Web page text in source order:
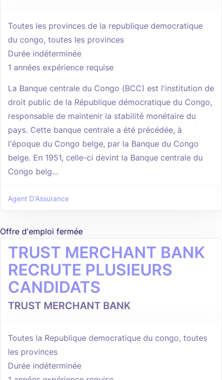
Toutes les provinces de la republique democratique
du congo, toutes les provinces
Durée indéterminée
1 années expérience requise
La Banque centrale du Congo (BCC) est l'institution de
droit public de la République démocratique du Congo,
responsable de maintenir la stabilité monétaire du
pays. Cette banque centrale a été précédée, à
l'époque du Congo belge, par la Banque du Congo
belge. En 1951, celle-ci devint la Banque centrale du
Congo belg...
Agent D'Assurance
Offre d'emploi fermée
TRUST MERCHANT BANK
RECRUTE PLUSIEURS
CANDIDATS
TRUST MERCHANT BANK
Toutes la Republique democratique du congo, toutes
les provinces
Durée indéterminée